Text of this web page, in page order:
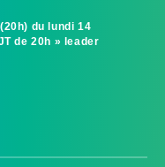
du lundi 14
de 20h » leader